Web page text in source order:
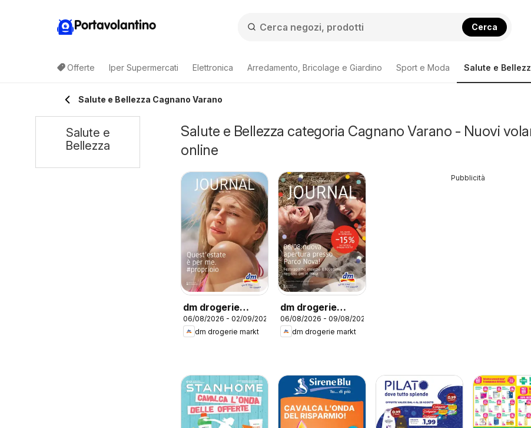
Portavolantino Cerca
Offerte Iper Supermercati Elettronica Arredamento, Bricolage e Giardino Sport e Moda Salute e
Salute e Bellezza Cagnano Varano
Salute e Bellezza categoria Cagnano Varano - Nuovi
online
dm drogerie
markt volantino
06/08/2026 - 02/09/2026
dm drogerie markt
dm drogerie
markt volantino
Apertura
06/08/2026 - 09/08/2026
dm drogerie markt
Pubblicità
Salute e
Bellezza